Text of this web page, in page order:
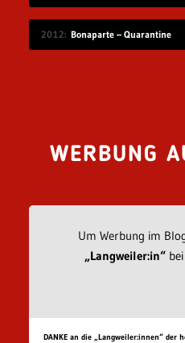
2012 Bonaparte – Quarantine
WERBUNG
Um Werbung im
„Langweiler:in“bei
DANKE an die „Langweiler:innen“ der